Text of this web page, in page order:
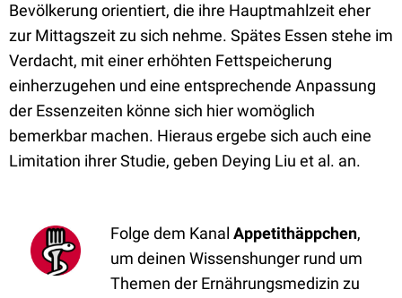
Bevölkerung orientiert, die ihre Hauptmahlzeit eher
zur Mittagszeit zu sich nehme. Spätes Essen stehe im
Verdacht, mit einer erhöhten Fettspeicherung
einherzugehen und eine entsprechende Anpassung
der Essenzeiten könne sich hier womöglich
bemerkbar machen. Hieraus ergebe sich auch eine
Limitation ihrer Studie, geben Deying Liu et al. an.
Folge dem Kanal Appetithäppchen,
um deinen Wissenshunger rund um
Themen der Ernährungsmedizin zu